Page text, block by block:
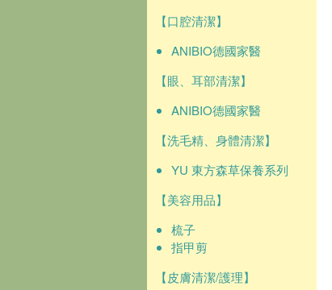
【口腔清潔】
ANIBIO德國家醫
【眼、耳部清潔】
ANIBIO德國家醫
【洗毛精、身體清潔】
YU 東方森草保養系列
【美容用品】
梳子
指甲剪
【皮膚清潔/護理】